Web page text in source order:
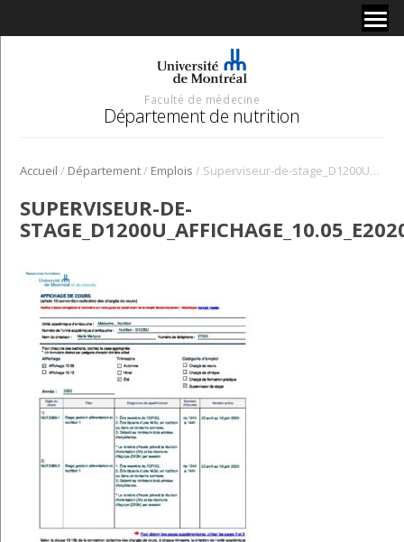
Faculté de médecine
Département de nutrition
Accueil / Département/ Emplois / Superviseur-de-stage_D1200U_Affichage_10.05_E2020
SUPERVISEUR-DE-